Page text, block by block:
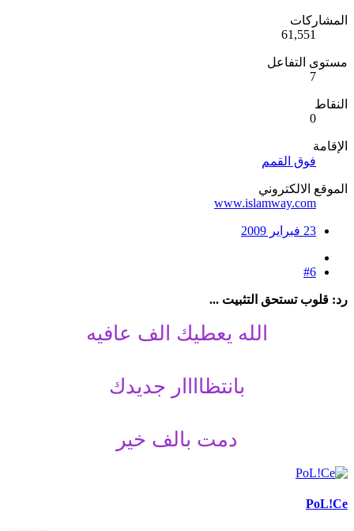
المشاركات
61,551
مستوى التفاعل
7
النقاط
0
الإقامة
فوق القمم
الموقع الالكتروني
www.islamway.com
23 فبراير 2009
#6
رد: قلوب تستحق التثبيت ...
الله يعطيك الف عافيه
بانتظاااار جديدك
دمت بالف خير
PoL!Ce